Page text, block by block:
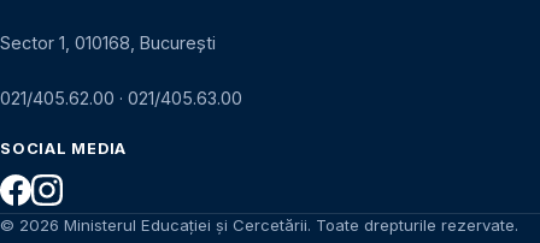
Sector 1, 010168, București
021/405.62.00 · 021/405.63.00
SOCIAL MEDIA
© 2026 Ministerul Educației și Cercetării. Toate drepturile rezervate.